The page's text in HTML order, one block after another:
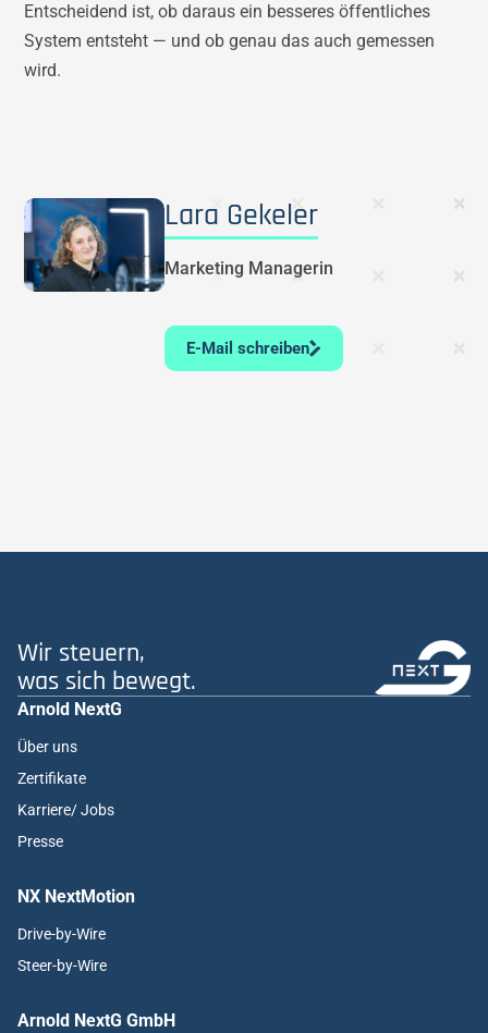
Entscheidend ist, ob daraus ein besseres öffentliches
System entsteht — und ob genau das auch gemessen
wird.
Lara Gekeler
Marketing Managerin
E-Mail schreiben
Wir steuern,
was sich bewegt.
Arnold NextG
Über uns
Zertifikate
Karriere/ Jobs
Presse
NX NextMotion
Drive-by-Wire
Steer-by-Wire
Arnold NextG GmbH